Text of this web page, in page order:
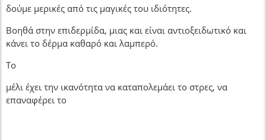
δούμε μερικές από τις μαγικές του ιδιότητες.
Βοηθά στην επιδερμίδα, μιας και είναι αντιοξειδωτικό και
κάνει το δέρμα καθαρό και λαμπερό.
Το
μέλι έχει την ικανότητα να καταπολεμάει το στρες, να
επαναφέρει το